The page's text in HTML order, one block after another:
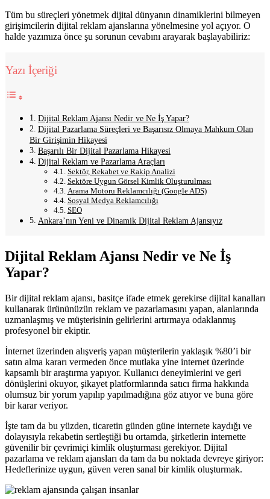
Tüm bu süreçleri yönetmek dijital dünyanın dinamiklerini bilmeyen
girişimcilerin dijital reklam ajanslarına yönelmesine yol açıyor. O
halde yazımıza önce şu sorunun cevabını arayarak başlayabiliriz:
Yazı İçeriği
Dijital Reklam Ajansı Nedir ve Ne İş Yapar?
Dijital Pazarlama Süreçleri ve Başarısız Olmaya Mahkum Olan
Bir Girişimin Hikayesi
Başarılı Bir Dijital Pazarlama Hikayesi
Dijital Reklam ve Pazarlama Araçları
Sektör, Rekabet ve Rakip Analizi
Sektöre Uygun Görsel Kimlik Oluşturulması
Arama Motoru Reklamcılığı (Google ADS)
Sosyal Medya Reklamcılığı
SEO
Ankara’nın Yeni ve Dinamik Dijital Reklam Ajansıyız
Dijital Reklam Ajansı Nedir ve Ne İş
Yapar?
Bir dijital reklam ajansı, basitçe ifade etmek gerekirse dijital kanalları
kullanarak ürününüzün reklam ve pazarlamasını yapan, alanlarında
uzmanlaşmış ve müşterisinin gelirlerini artırmaya odaklanmış
profesyonel bir ekiptir.
İnternet üzerinden alışveriş yapan müşterilerin yaklaşık %80’i bir
satın alma kararı vermeden önce mutlaka yine internet üzerinde
kapsamlı bir araştırma yapıyor. Kullanıcı deneyimlerini ve geri
dönüşlerini okuyor, şikayet platformlarında satıcı firma hakkında
olumsuz bir yorum yapılıp yapılmadığına göz atıyor ve buna göre
bir karar veriyor.
İşte tam da bu yüzden, ticaretin günden güne internete kaydığı ve
dolayısıyla rekabetin sertleştiği bu ortamda, şirketlerin internette
güvenilir bir çevrimiçi kimlik oluşturması gerekiyor. Dijital
pazarlama ve reklam ajansları da tam da bu noktada devreye giriyor:
Hedeflerinize uygun, güven veren sanal bir kimlik oluşturmak.